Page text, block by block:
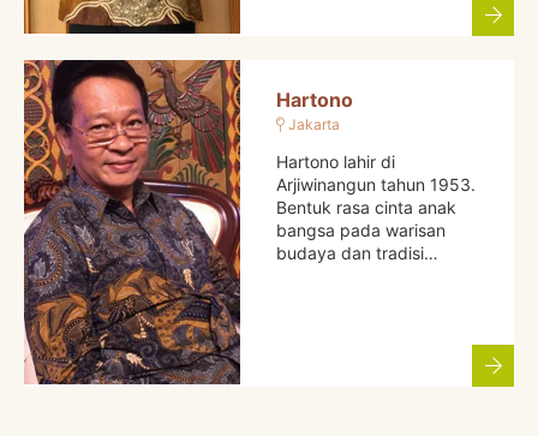
Hartono
Jakarta
Hartono lahir di
Arjiwinangun tahun 1953.
Bentuk rasa cinta anak
bangsa pada warisan
budaya dan tradisi…